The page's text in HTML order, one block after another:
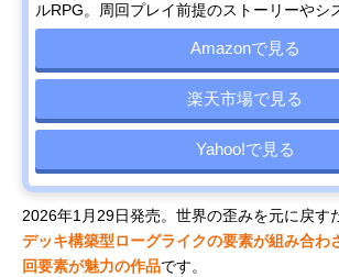
ルRPG。周回プレイ前提のストーリーやシ
Amazonで見る
楽天市場で見る
Yahoo!で見る
2026年1月29日発売。世界の歪みを元に戻す
デッキ構築型ローグライクの要素が組み合わ
回要素が魅力の作品です。